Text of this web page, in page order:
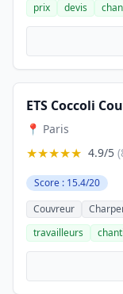
prix
devis
ETS Coccoli
📍 Paris
★★★★★ 4.9/5
Score : 15.4/20
Couvreur
travailleurs